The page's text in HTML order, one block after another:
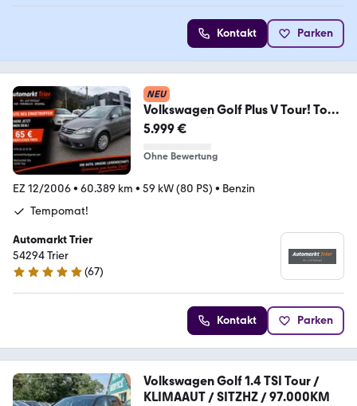
Kontakt Parken
NEU
Volkswagen Golf Plus V Tour! Top
Zustand! TÜV NEU! 1.Hand!
5.999 €
Ohne Bewertung
EZ 12/2006• 60.389 km • 59 kW (80 PS) • Benzin
Tempomat!
Automarkt Trier
54294 Trier
5 Sterne
(67)
Kontakt Parken
Volkswagen Golf 1.4 TSI Tour /
KLIMAAUT / SITZHZ / 97.000KM